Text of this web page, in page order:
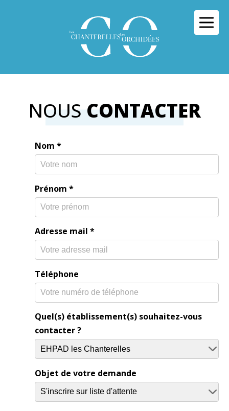
NOUS CONTACTER
Nom *
Prénom *
Adresse mail *
Téléphone
Quel(s) établissement(s) souhaitez-vous
contacter ?
Objet de votre demande